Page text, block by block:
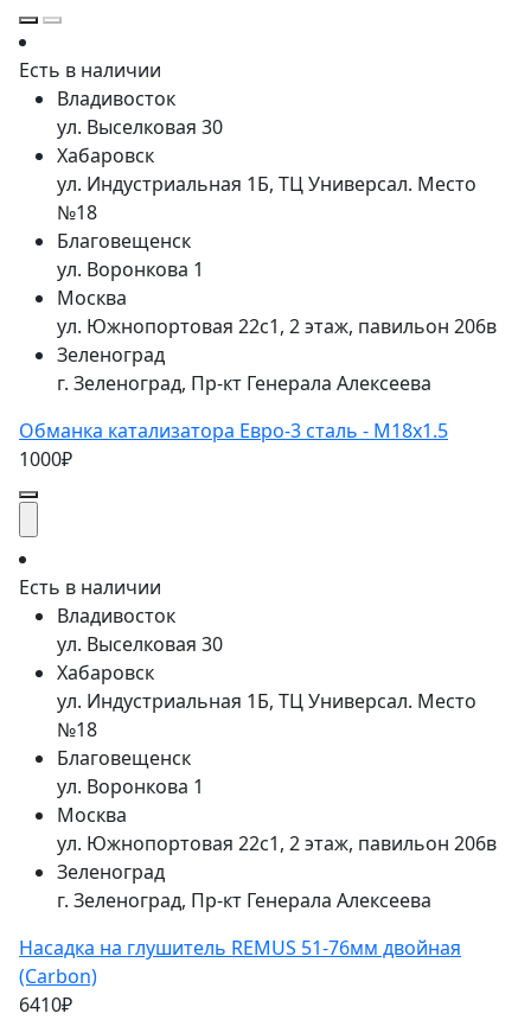
Есть в наличии
Владивосток
ул. Выселковая 30
Хабаровск
ул. Индустриальная 1Б, ТЦ Универсал. Место
№18
Благовещенск
ул. Воронкова 1
Москва
ул. Южнопортовая 22с1, 2 этаж, павильон 206в
Зеленоград
г. Зеленоград, Пр-кт Генерала Алексеева
Обманка катализатора Евро-3 сталь - M18x1.5
1000₽
Есть в наличии
Владивосток
ул. Выселковая 30
Хабаровск
ул. Индустриальная 1Б, ТЦ Универсал. Место
№18
Благовещенск
ул. Воронкова 1
Москва
ул. Южнопортовая 22с1, 2 этаж, павильон 206в
Зеленоград
г. Зеленоград, Пр-кт Генерала Алексеева
Насадка на глушитель REMUS 51-76мм двойная
(Carbon)
6410₽